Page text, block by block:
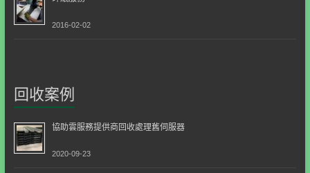
2016-02-02
回收案例
協助雲服務提供商回收處理舊伺服器
2020-09-23